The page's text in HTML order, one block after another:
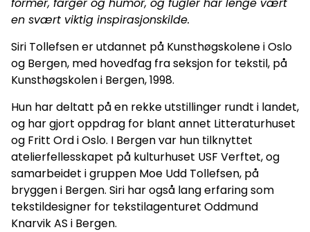
en svært viktig inspirasjonskilde.
Siri Tollefsen er utdannet på Kunsthøgskolene i Oslo
og Bergen, med hovedfag fra seksjon for tekstil, på
Kunsthøgskolen i Bergen, 1998.
Hun har deltatt på en rekke utstillinger rundt i landet,
og har gjort oppdrag for blant annet Litteraturhuset
og Fritt Ord i Oslo. I Bergen var hun tilknyttet
atelierfellesskapet på kulturhuset USF Verftet, og
samarbeidet i gruppen Moe Udd Tollefsen, på
bryggen i Bergen. Siri har også lang erfaring som
tekstildesigner for tekstilagenturet Oddmund
Knarvik AS i Bergen.